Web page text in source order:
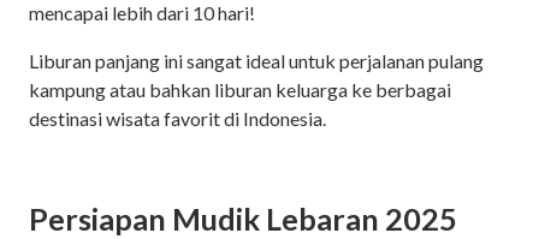
mencapai lebih dari 10 hari!
Liburan panjang ini sangat ideal untuk perjalanan pulang
kampung atau bahkan liburan keluarga ke berbagai
destinasi wisata favorit di Indonesia.
Persiapan Mudik Lebaran 2025